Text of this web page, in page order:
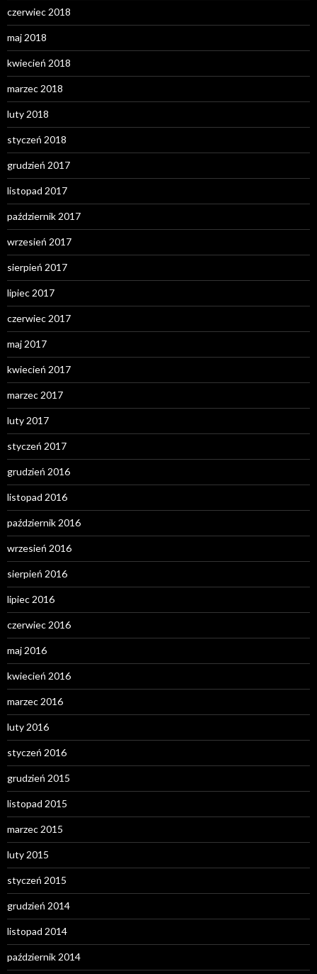
czerwiec 2018
maj 2018
kwiecień 2018
marzec 2018
luty 2018
styczeń 2018
grudzień 2017
listopad 2017
październik 2017
wrzesień 2017
sierpień 2017
lipiec 2017
czerwiec 2017
maj 2017
kwiecień 2017
marzec 2017
luty 2017
styczeń 2017
grudzień 2016
listopad 2016
październik 2016
wrzesień 2016
sierpień 2016
lipiec 2016
czerwiec 2016
maj 2016
kwiecień 2016
marzec 2016
luty 2016
styczeń 2016
grudzień 2015
listopad 2015
marzec 2015
luty 2015
styczeń 2015
grudzień 2014
listopad 2014
październik 2014